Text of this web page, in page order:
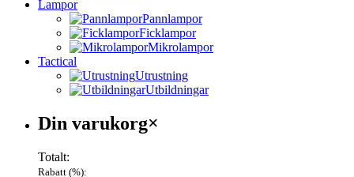
Lampor
Pannlampor
Ficklampor
Mikrolampor
Tactical
Utrustning
Utbildningar
Varukorg
Din varukorg×
Totalt:
Rabatt (%):